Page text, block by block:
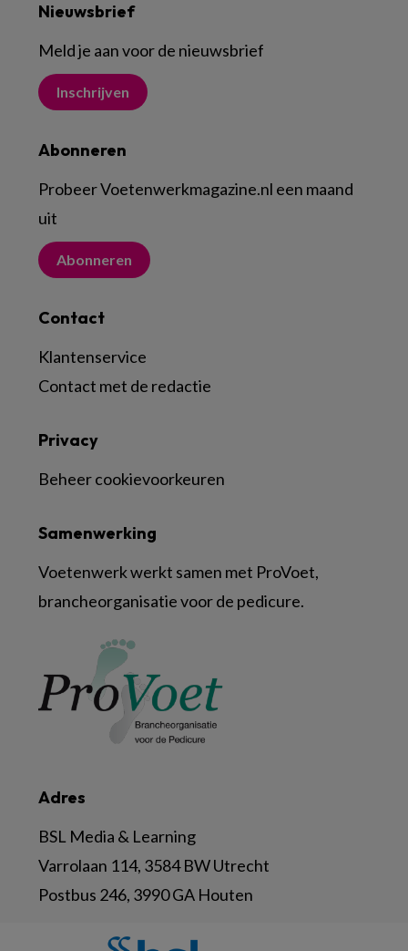
Nieuwsbrief
Meld je aan voor de nieuwsbrief
Inschrijven
Abonneren
Probeer Voetenwerkmagazine.nl een maand
uit
Abonneren
Contact
Klantenservice
Contact met de redactie
Adres
BSL Media & Learning
Varrolaan 114, 3584 BW Utrecht
Postbus 246, 3990 GA Houten
Samenwerking
Voetenwerk werkt samen met ProVoet,
brancheorganisatie voor de pedicure.
Privacy
Beheer cookievoorkeuren